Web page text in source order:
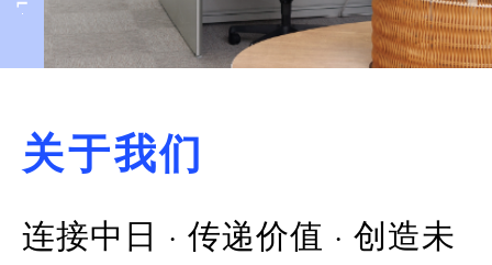
关于我们
连接中日 · 传递价值 · 创造未